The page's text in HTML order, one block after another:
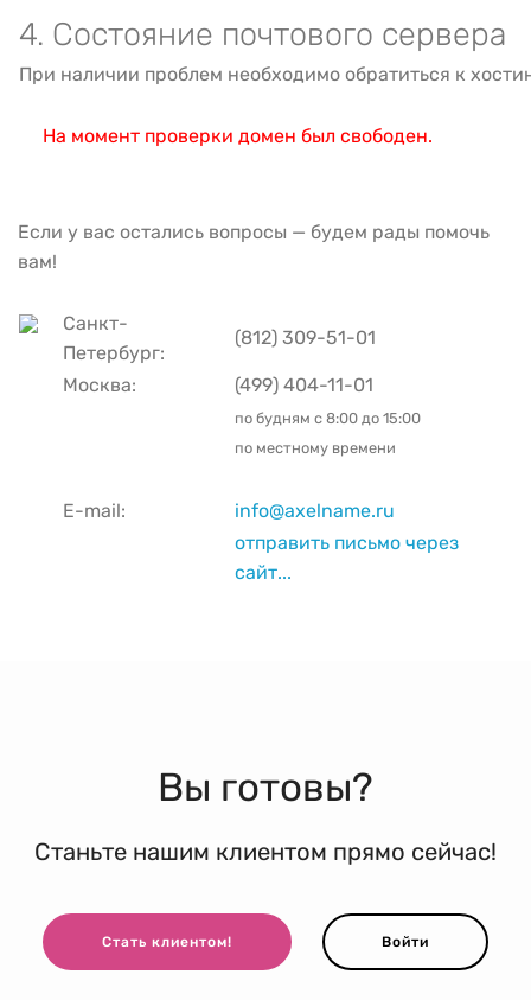
4. Состояние почтового сервера
При наличии проблем необходимо обратиться к
На момент проверки домен был свободен.
Если у вас остались вопросы — будем рады помочь
вам!
Санкт-
Петербург:
(812) 309-51-01
Москва: (499) 404-11-01
по будням с 8:00 до 15:00
по местному времени
E-mail:
info@axelname.ru
отправить письмо через
сайт...
Вы готовы?
Станьте нашим клиентом прямо сейчас!
Стать клиентом! Войти